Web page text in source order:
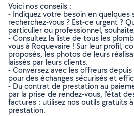
Voici nos conseils :
- Indiquez votre besoin en quelques
recherchez-vous ? Est-ce urgent ?
particulier ou professionnel,
- Consultez la liste de tous les
vous à Roquevaire ! Sur leur profil,
proposés, les photos de leurs
laissés par leurs clients.
- Conversez avec les offreurs
pour des échanges sécurisés et
- Du contrat de prestation au
par la prise de rendez-vous, l’état
factures : utilisez nos outils gratuits
prestation.